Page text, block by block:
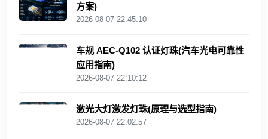
方案)
2026-08-07 22:45:10
车规 AEC‑Q102 认证灯珠(汽车光电可靠性
应用指南)
2026-08-07 22:10:12
激光大灯激发灯珠(原理与选型指南)
2026-08-07 22:02:57